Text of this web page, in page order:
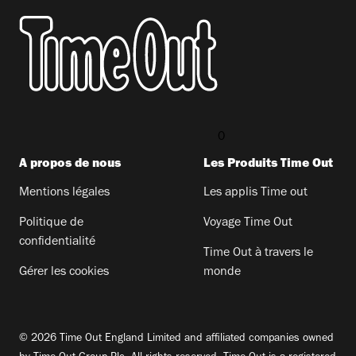
0
A propos de nous
Mentions légales
Politique de
confidentialité
Gérer les cookies
Les Produits Time Out​
Les applis Time out​
Voyage Time Out​
Time Out à travers le
monde
© 2026 Time Out England Limited and affiliated companies owned